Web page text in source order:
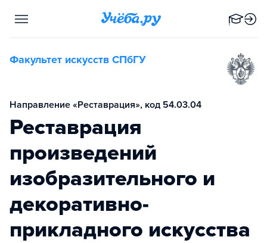
Факультет искусств СПбГУ
Направление «Реставрация», код 54.03.04
Реставрация
произведений
изобразительного и
декоративно-
прикладного искусства